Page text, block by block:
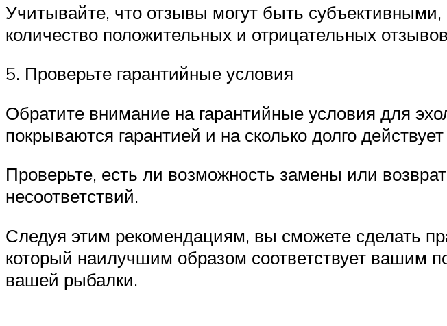
Учитывайте, что отзывы могут быть
количество положительных и отрицательных отзывов
5. Проверьте гарантийные условия
Обратите внимание на гарантийные условия для
покрываются гарантией и на сколько долго
Проверьте, есть ли возможность замены или
несоответствий.
Следуя этим рекомендациям, вы сможете сделать
который наилучшим образом соответствует вашим
вашей рыбалки.